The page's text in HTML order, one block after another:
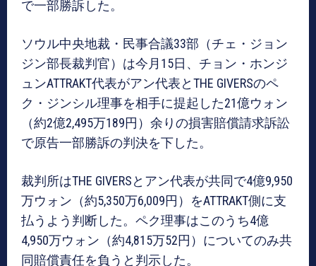
で一部勝訴した。
ソウル中央地裁・民事合議33部（チェ・ジョン
ジン部長裁判官）は今月15日、チョン・ホンジ
ュンATTRAKT代表がアン代表とTHE GIVERSのペ
ク・ジンシル理事を相手に提起した21億ウォン
（約2億2,495万189円）余りの損害賠償請求訴訟
で原告一部勝訴の判決を下した。
裁判所はTHE GIVERSとアン代表が共同で4億9,950
万ウォン（約5,350万6,009円）をATTRAKT側に支
払うよう判断した。ペク理事はこのうち4億
4,950万ウォン（約4,815万52円）についてのみ共
同賠償責任を負うと判示した。